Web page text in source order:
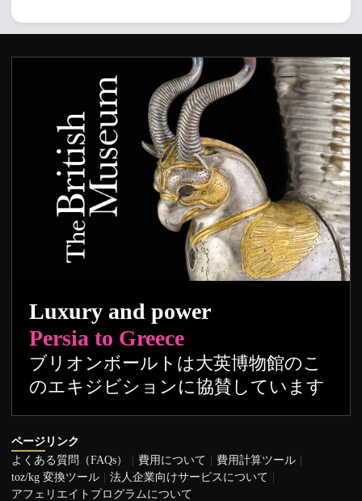
Luxury and power
Persia to Greece
ブリオンボールトは大英博物館のこ
のエキジビションに協賛しています
ページリンク
よくある質問（FAQs）
費用について
費用計算ツール
toz/kg 変換ツール
法人企業向けサービスについて
アフェリエイトプログラムについて